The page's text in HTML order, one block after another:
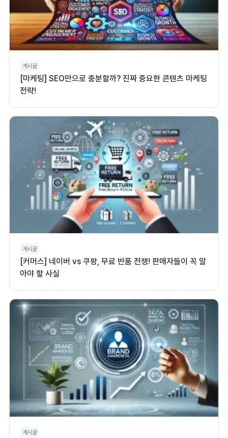
게시글
[마케팅] SEO만으로 충분할까? 진짜 중요한 콘텐츠 마케팅
전략!
게시글
[커머스] 네이버 vs 쿠팡, 무료 반품 전쟁! 판매자들이 꼭 알
아야 할 사실
게시글